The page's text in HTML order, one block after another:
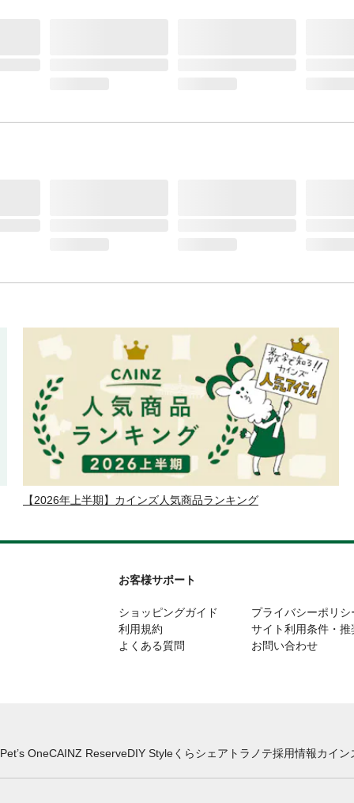
【2026年上半期】カインズ人気商品ランキング
お客様サポート
ショッピングガイド
利用規約
よくある質問
プライバシーポリシ
サイト利用条件・推
お問い合わせ
Pet’s OneCAINZ ReserveDIY Styleくらシェア トラノテ採用情報カイン